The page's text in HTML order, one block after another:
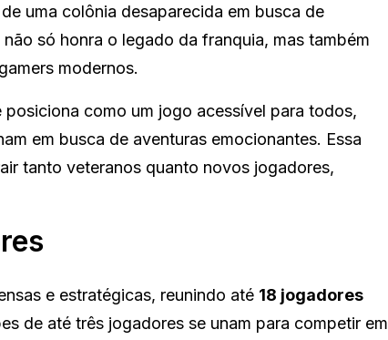
uma colônia desaparecida em busca de
só honra o legado da franquia, mas também
modernos.
posiciona como um jogo acessível para todos,
em busca de aventuras emocionantes. Essa
tanto veteranos quanto novos jogadores,
e estratégicas, reunindo até 18 jogadores
de até três jogadores se unam para competir em